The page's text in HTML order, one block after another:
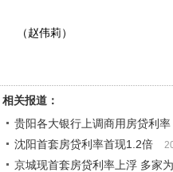
（赵伟莉）
相关报道：
贵阳各大银行上调商用房贷利率
沈阳首套房贷利率首现1.2倍
京城现首套房贷利率上浮 多家